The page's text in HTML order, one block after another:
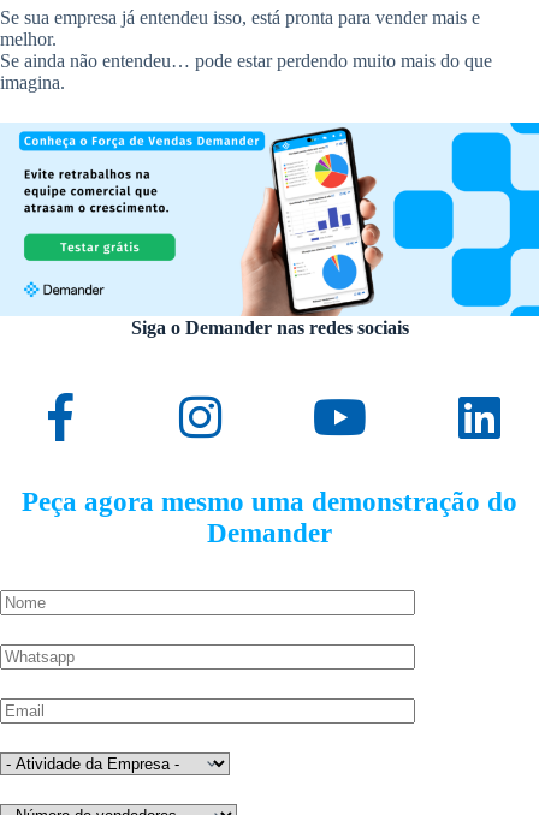
Se sua empresa já entendeu isso, está pronta para vender mais e
melhor.
Se ainda não entendeu… pode estar perdendo muito mais do que
imagina.
Siga o Demander nas redes sociais
Peça agora mesmo uma demonstração do
Demander